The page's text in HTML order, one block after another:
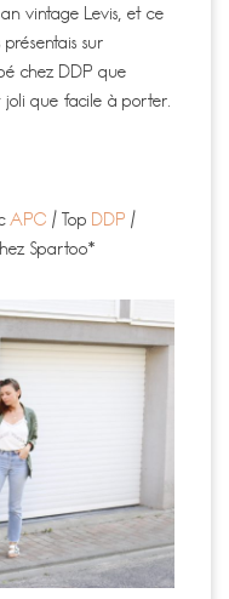
vintage Levis, et ce
sur
chez DDP que
joli que facile à porter.
APC / Top DDP /
Spartoo*